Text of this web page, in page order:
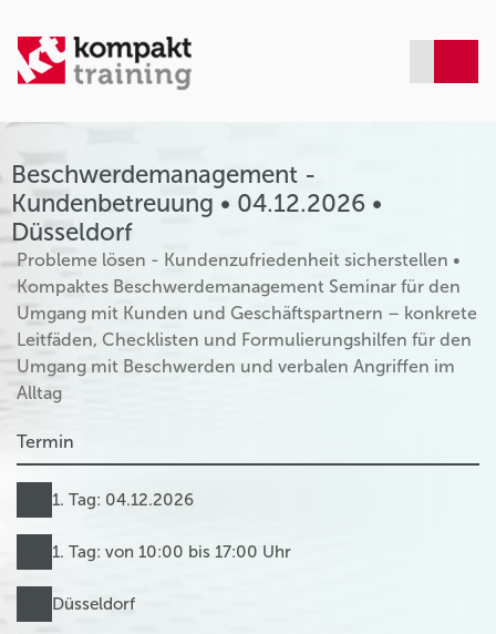
Beschwerdemanagement -
Kundenbetreuung • 04.12.2026 •
Düsseldorf
Probleme lösen - Kundenzufriedenheit sicherstellen •
Kompaktes Beschwerdemanagement Seminar für den
Umgang mit Kunden und Geschäftspartnern – konkrete
Leitfäden, Checklisten und Formulierungshilfen für den
Umgang mit Beschwerden und verbalen Angriffen im
Alltag
Termin
1. Tag: 04.12.2026
1. Tag: von 10:00 bis 17:00 Uhr
Düsseldorf